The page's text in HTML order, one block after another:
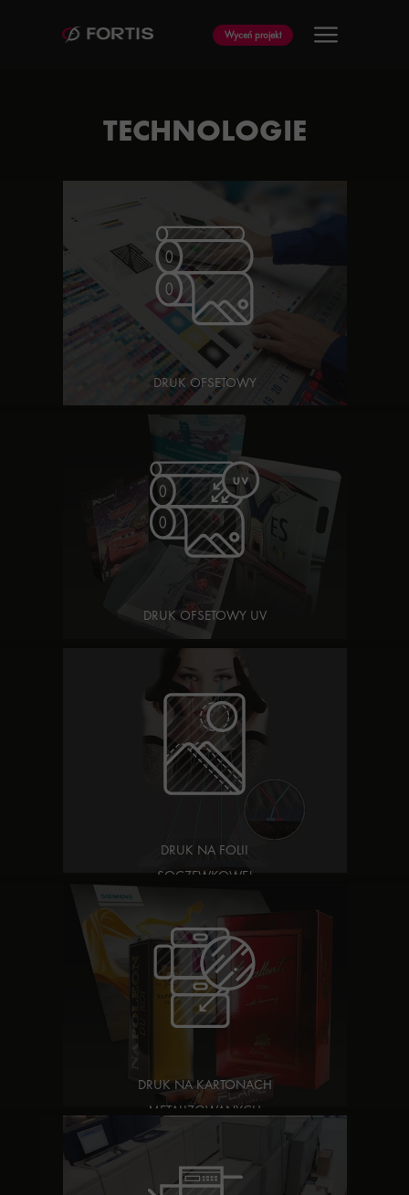
Wyceń projekt
DRUK NA KARTONACH
METALIZOWANYCH
DRUK NA FOLII
SOCZEWKOWEJ
DRUK OFSETOWY UV
DRUK OFSETOWY
TECHNOLOGIE